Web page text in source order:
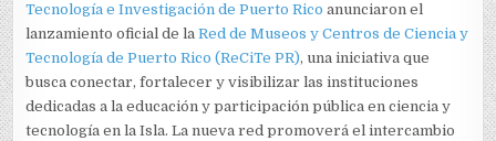
Tecnología e Investigación de Puerto Rico anunciaron el
lanzamiento oficial de laRed de Museos y Centros de Ciencia y
Tecnología de Puerto Rico (ReCiTe PR), una iniciativa que
busca conectar, fortalecer y visibilizar las instituciones
dedicadas a la educación y participación pública en ciencia y
tecnología en la Isla. La nueva red promoverá el intercambio